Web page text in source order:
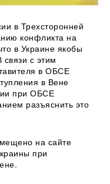
в Трехсторонней
конфликта на
в Украине якобы
с этим
в ОБСЕ
в Вене
при ОБСЕ
разъяснить это
на сайте
при